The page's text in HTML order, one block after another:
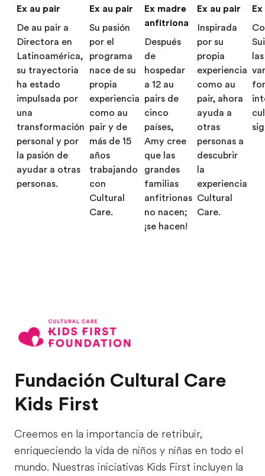
Ex au pair
De au pair a
Directora en
Latinoamérica,
su trayectoria
ha estado
impulsada por
una
transformación
personal y por
la pasión de
ayudar a otras
personas.
Ex au pair
Su pasión
por el
programa
nace de su
propia
experiencia
como au
pair y de
más de 15
años
trabajando
con
Cultural
Care.
Ex madre
anfitriona
Después
de
hospedar
a 12 au
pairs de
cinco
países,
Amy cree
que las
grandes
familias
anfitrionas
no nacen;
¡se hacen!
Ex au pair
Inspirada
por su
propia
experiencia
como au
pair, ahora
ayuda a
otras
personas a
descubrir
la
experiencia
Cultural
Care.
Fundación Cultural Care
Kids First
Creemos en la importancia de retribuir,
enriqueciendo la vida de niños y niñas en todo el
mundo. Nuestras iniciativas Kids First incluyen la